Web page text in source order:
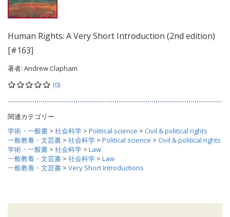
Human Rights: A Very Short Introduction (2nd edition)
[#163]
著者: Andrew Clapham
(0)
関連カテゴリー
学術・一般書 > 社会科学 > Political science > Civil & political rights
一般教養・文芸書 > 社会科学 > Political science > Civil & political rights
学術・一般書 > 社会科学 > Law
一般教養・文芸書 > 社会科学 > Law
一般教養・文芸書 > Very Short Introductions